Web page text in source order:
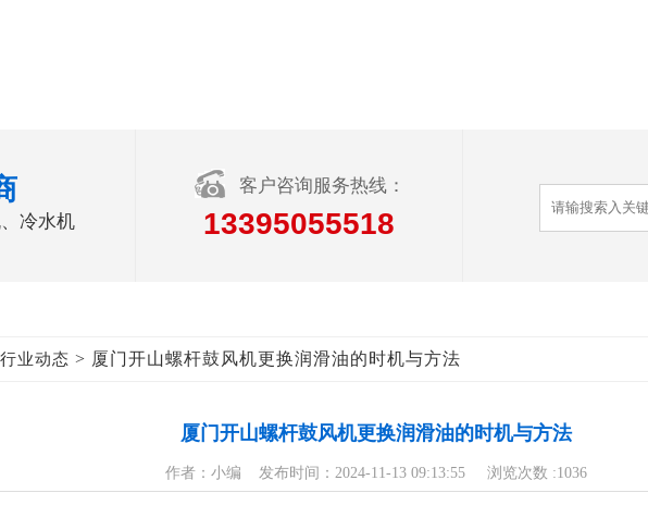
冷水机
客户咨询服务热线：
13395055518
行业动态 > 厦门开山螺杆鼓风机更换润滑油的时机与方法
厦门开山螺杆鼓风机更换润滑油的时机与方法
作者：小编 发布时间：2024-11-13 09:13:55 浏览次数 :1036